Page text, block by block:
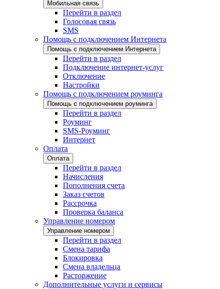
Мобильная связь
Перейти в раздел
Голосовая связь
SMS
Помощь с подключением Интернета
Помощь с подключением Интернета
Перейти в раздел
Подключение интернет-услуг
Отключение
Настройки
Помощь с подключением роуминга
Помощь с подключением роуминга
Перейти в раздел
Роуминг
SMS-Роуминг
Интернет
Оплата
Оплата
Перейти в раздел
Начисления
Пополнения счета
Заказ счетов
Рассрочка
Проверка баланса
Управление номером
Управление номером
Перейти в раздел
Смена тарифа
Блокировка
Смена владельца
Расторжение
Дополнительные услуги и сервисы